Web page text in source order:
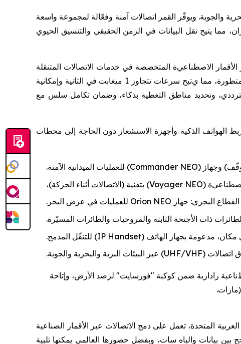
والجوية. ويوفّر القمر اتصالات آمنة وفعّالة لمجموعة واسعة
، مما يتيح نقل البيانات في الزمن الحقيقي والتنسيق الحيوي
الاصطناعية المتخصصة في خدمات الاتصالات المتنقلة
مما ي
تيح سرعات تتجاوز 1 ميغابت في الثانية وإمكانية
وتحديد مناطق التغطية بذكاء، وضمان تكامل سلس مع
ربط الهواتف الذكية وأجهزة الاستشعار دون الحاجة إلى محطات
وجهاز (
Commander NEO
) للعمليات الميدانية الآمنة.
ة (
Voyager NEO
) بتقنية (الاتصالات أثناء الحركة)،
القطاع البحري: جهاز Orion NEO للعمليات في عرض البحر .
ذات الأجنحة الثابتة والمروحيات والطائرات المسيّرة.
مكان، مدعومة بجهاز الهاتف (
IP Handset
) للتنقّل المدمج.
اتصالات (
UHF/VHF
) عبر البيئات البرية والبحرية والجوية.
ناعية رادارية ضمن كوكبة "فورسايت" لرصد الأرض، وإتاحة
.
المتحدة، تعمل على دمج الاتصالات عبر الأقمار الصناعية
بعد الاندماج الناجح بين بيانات والياه سات، وبفضل حضورها العالمي يمكنها تلبية